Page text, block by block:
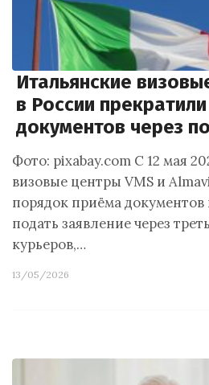
Итальянские
в России
документов через
Фото: pixabay.com С 12 мая
визовые центры VMS и
порядок приёма документов
подать заявление через
курьеров,…
13/05/2026